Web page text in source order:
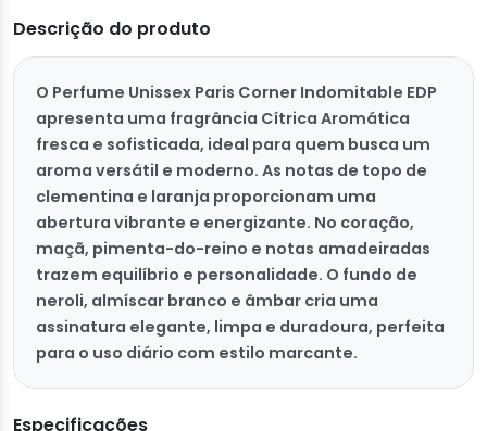
Descrição do produto
O Perfume Unissex Paris Corner Indomitable EDP
apresenta uma fragrância Cítrica Aromática
fresca e sofisticada, ideal para quem busca um
aroma versátil e moderno. As notas de topo de
clementina e laranja proporcionam uma
abertura vibrante e energizante. No coração,
maçã, pimenta-do-reino e notas amadeiradas
trazem equilíbrio e personalidade. O fundo de
neroli, almíscar branco e âmbar cria uma
assinatura elegante, limpa e duradoura, perfeita
para o uso diário com estilo marcante.
Especificações